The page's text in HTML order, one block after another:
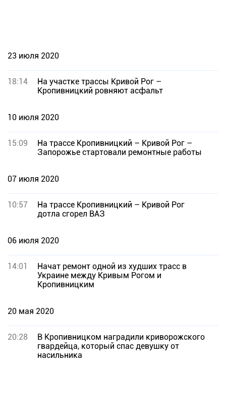
23 июля 2020
18:14
На участке трассы Кривой Рог –
Кропивницкий ровняют асфальт
10 июля 2020
15:09
На трассе Кропивницкий – Кривой Рог –
Запорожье стартовали ремонтные работы
07 июля 2020
10:57
На трассе Кропивницкий – Кривой Рог
дотла сгорел ВАЗ
06 июля 2020
14:01
Начат ремонт одной из худших трасс в
Украине между Кривым Рогом и
Кропивницким
20 мая 2020
20:28
В Кропивницком наградили криворожского
гвардейца, который спас девушку от
насильника